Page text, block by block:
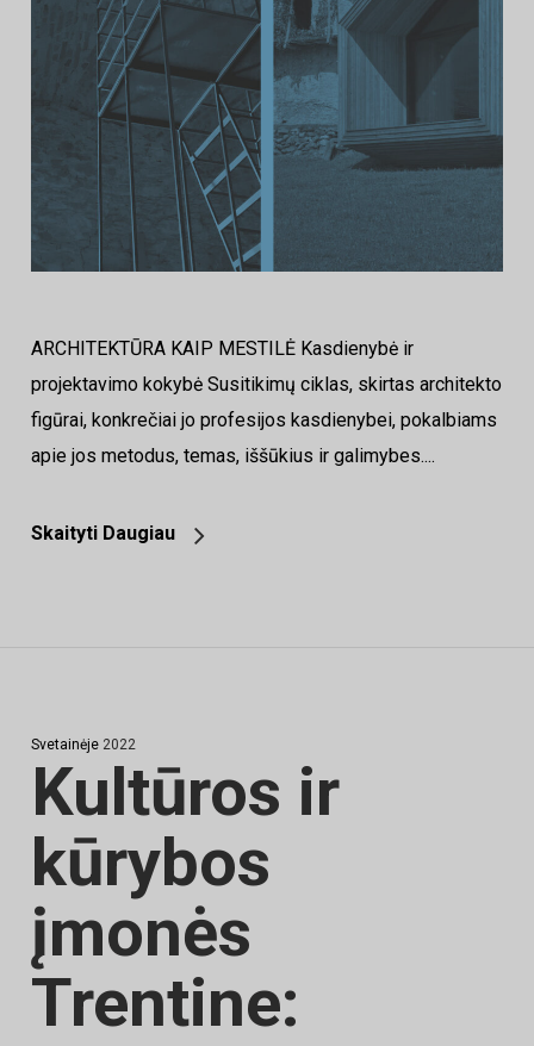
ARCHITEKTŪRA KAIP MESTILĖ Kasdienybė ir
projektavimo kokybė Susitikimų ciklas, skirtas architekto
figūrai, konkrečiai jo profesijos kasdienybei, pokalbiams
apie jos metodus, temas, iššūkius ir galimybes....
Skaityti Daugiau
Svetainėje 2022
Kultūros ir
kūrybos
įmonės
Trentine: